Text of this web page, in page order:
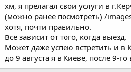
хм, я прелагал свои услуги в
(можно ранее посмотреть) /
хотя, почти правильно.
Всё зависит от того, когда выезд.
Может даже успею встретить и в
до 9 августа я в Киеве, после 9-го